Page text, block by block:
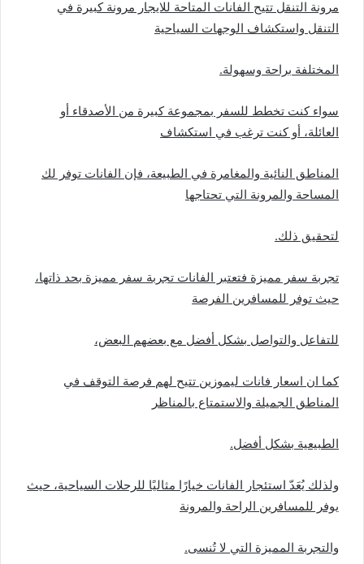
مرونة التنقل تتيح الفانات المتاحة للايجار مرونة كبيرة في
التنقل واستكشاف الوجهات السياحية
المختلفة براحة وسهولة.
سواء كنت تخطط للسفر بمجموعة كبيرة من الأصدقاء أو
العائلة، أو كنت ترغب في استكشاف
المناطق النائية والمغامرة في الطبيعة، فإن الفانات توفر لك
المساحة والمرونة التي تحتاجها
لتحقيق ذلك.
تجربة سفر مميزة فتعتبر الفانات تجربة سفر مميزة بحد ذاتها،
حيث توفر للمسافرين الفرصة
للتفاعل والتواصل بشكل أفضل مع بعضهم البعض،
كما ان اسعار فانات ليموزين تتيح لهم فرصة التوقف في
المناطق الجميلة والاستمتاع بالمناظر
الطبيعية بشكل أفضل.
ولذلك يُعَدّ استئجار الفانات خيارًا مثاليًا للرحلات السياحية، حيث
يوفر للمسافرين الراحة والمرونة
والتجربة المميزة التي لا تُنسى.